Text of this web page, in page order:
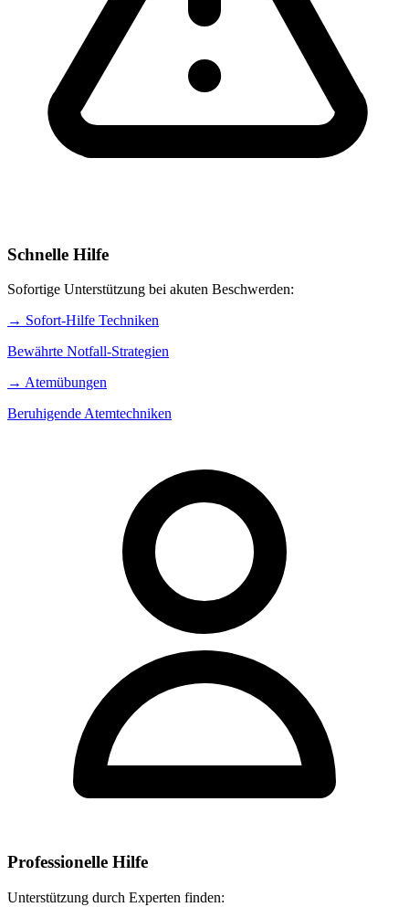
Schnelle Hilfe
Sofortige Unterstützung bei akuten Beschwerden:
→ Sofort-Hilfe Techniken
Bewährte Notfall-Strategien
→ Atemübungen
Beruhigende Atemtechniken
Professionelle Hilfe
Unterstützung durch Experten finden: